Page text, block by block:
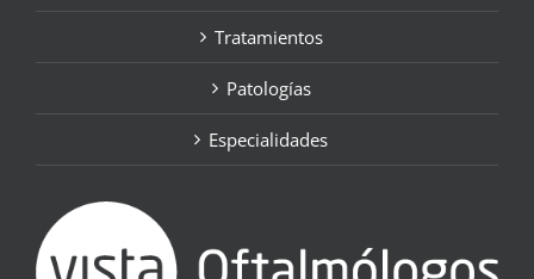
Tratamientos
Patologías
Especialidades